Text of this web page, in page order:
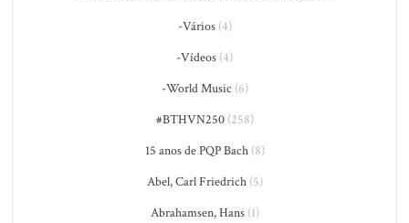
-Vários(4)
-Vídeos (4)
-World Music (6)
#BTHVN250(258)
15 anos de PQP Bach(8)
Abel, Carl Friedrich(5)
Abrahamsen, Hans(1)